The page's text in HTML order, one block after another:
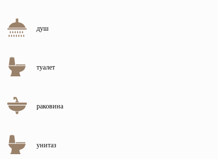
душ
туалет
раковина
унитаз